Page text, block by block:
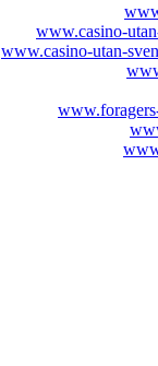
www.casino-
www.casino-utan-